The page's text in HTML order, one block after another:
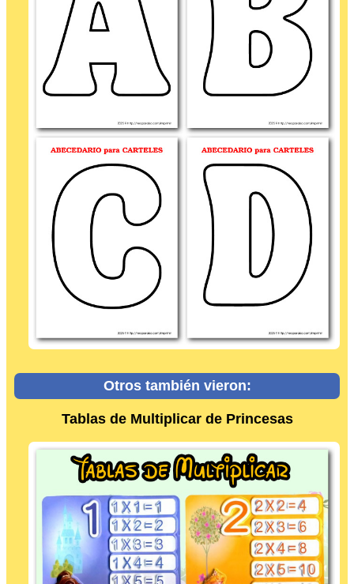
Otros también vieron:
Tablas de Multiplicar de Princesas